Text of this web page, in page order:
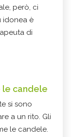
però, ci
idonea è
di
le candele
si sono
a un rito. Gli
le candele.